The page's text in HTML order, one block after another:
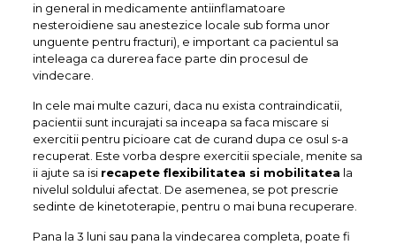
in general in medicamente antiinflamatoare
nesteroidiene sau anestezice locale sub forma unor
unguente pentru fracturi), e important ca pacientul sa
inteleaga ca durerea face parte din procesul de
vindecare.
In cele mai multe cazuri, daca nu exista contraindicatii,
pacientii sunt incurajati sa inceapa sa faca miscare si
exercitii pentru picioare cat de curand dupa ce osul s-a
recuperat. Este vorba despre exercitii speciale, menite sa
ii ajute sa isi recapete flexibilitatea si mobilitatea la
nivelul soldului afectat. De asemenea, se pot prescrie
sedinte de kinetoterapie, pentru o mai buna recuperare.
Pana la 3 luni sau pana la vindecarea completa, poate fi